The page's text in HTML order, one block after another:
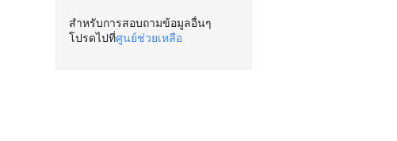
สำหรับการสอบถามข้อมูลอื่นๆ
โปรดไปที่ศูนย์ช่วยเหลือ